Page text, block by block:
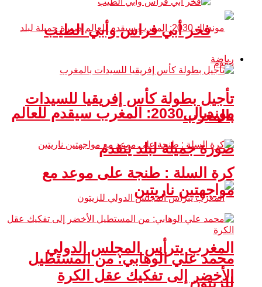
مونديال 2030: المغرب سيقدم للعالم
صورة جميلة لبلد يتقدم
المغرب يترأس المجلس الدولي
للزيتون
فخر أبي فراس وأبي الطيب
رياضة
تأجيل بطولة كأس إفريقيا للسيدات
بالمغرب
كرة السلة : طنجة على موعد مع
مواجهتين ناريتين
محمد علي الوهابي: من المستطيل
الأخضر إلى تفكيك عقل الكرة